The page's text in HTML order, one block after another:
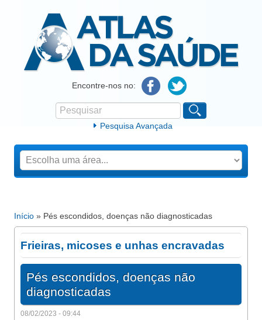
Atlas da SaúdeEncontre-nos no:
Formulário de procura
Pesquisar
Pesquisa Avançada
Está aqui
Início » Pés escondidos, doenças não diagnosticadas
Frieiras, micoses e unhas encravadas
Pés escondidos, doenças não
diagnosticadas
08/02/2023 - 09:44